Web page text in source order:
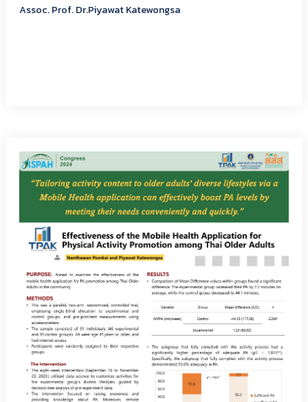
Assoc. Prof. Dr.Piyawat Katewongsa